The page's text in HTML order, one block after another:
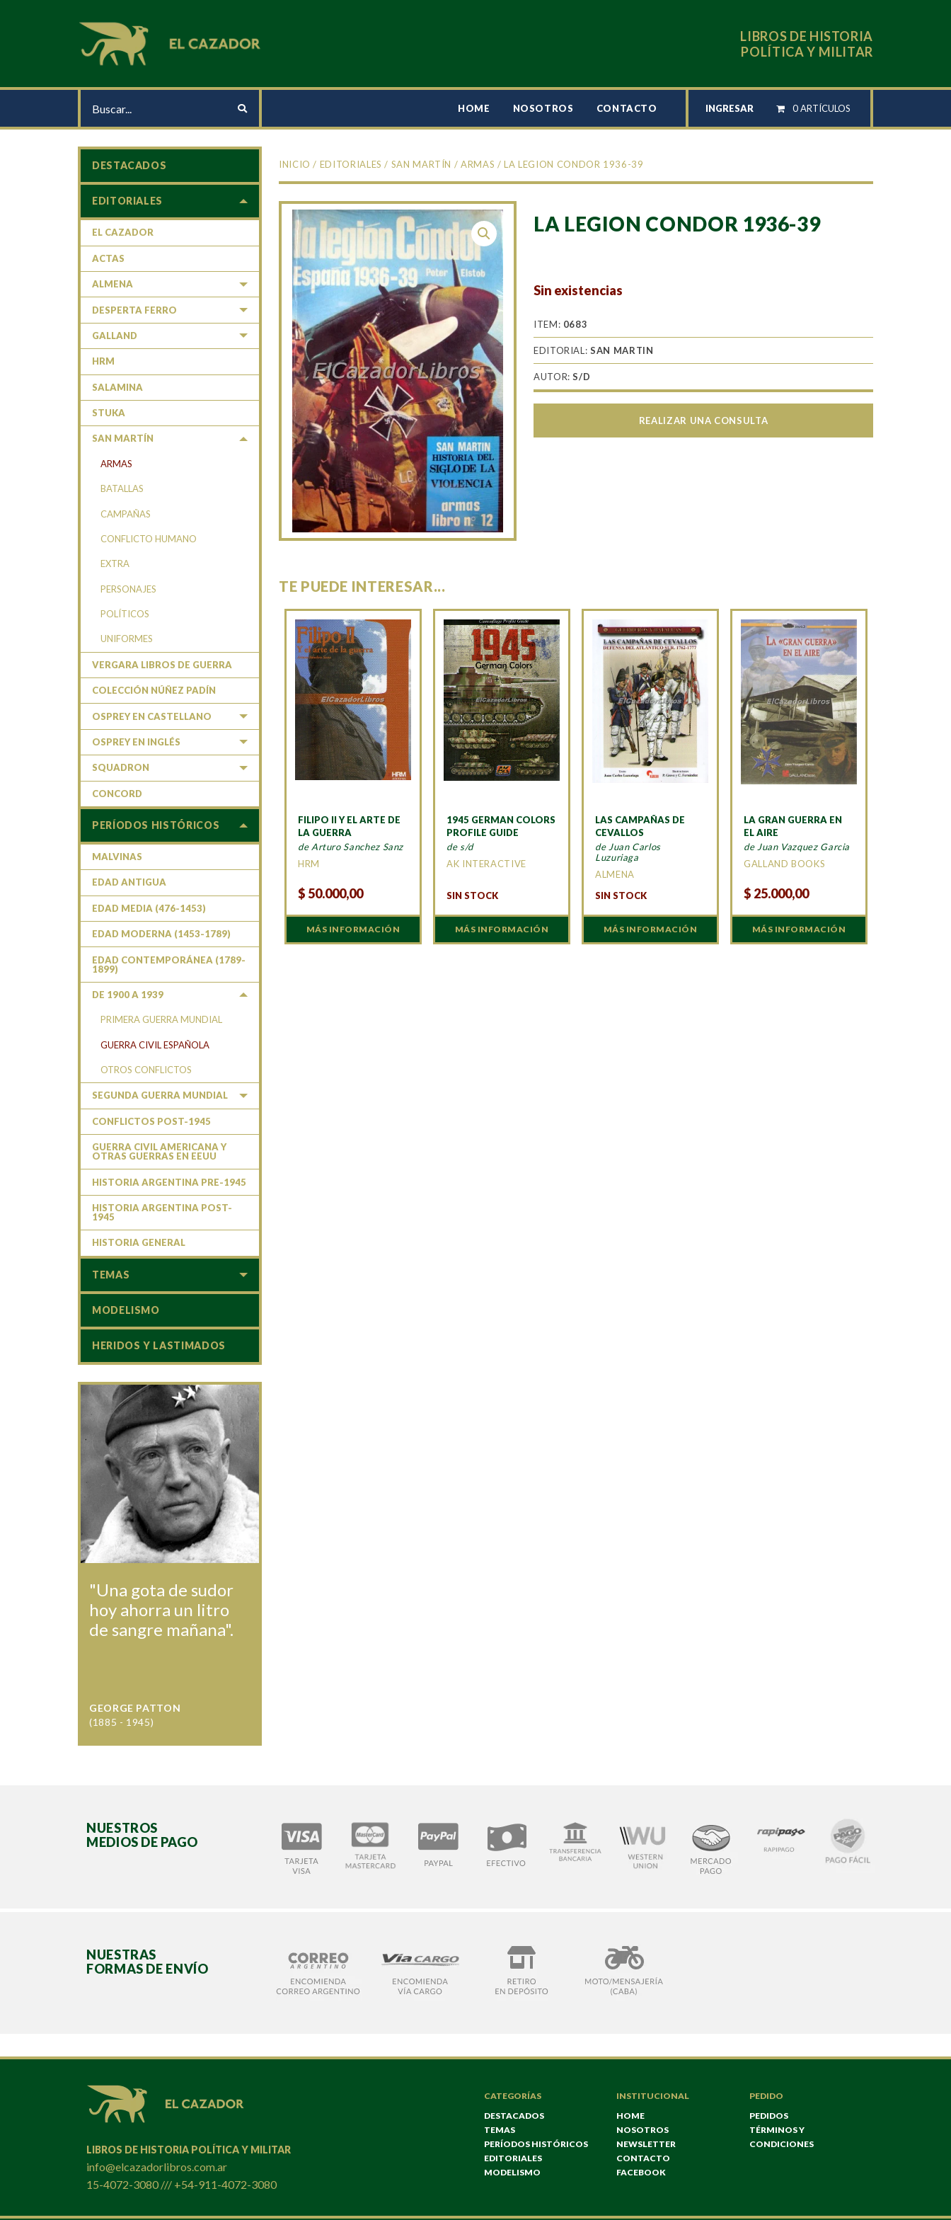
LIBROS DE HISTORIA
POLÍTICA Y MILITAR
HOME NOSOTROS CONTACTO INGRESAR 0 ARTÍCULOS
INICIO / EDITORIALES / SAN MARTÍN /ARMAS / LA LEGION CONDOR 1936-39
LA LEGION CONDOR 1936-39
Sin existencias
ITEM: 0683
EDITORIAL:SAN MARTIN
AUTOR:S/D
REALIZAR UNA CONSULTA
TE PUEDE INTERESAR...
FILIPO II Y EL ARTE DE
LA GUERRA
de Arturo Sanchez Sanz
HRM
$ 50.000,00
MÁS INFORMACIÓN
1945 GERMAN COLORS
PROFILE GUIDE
de s/d
AK INTERACTIVE
SIN STOCK
MÁS INFORMACIÓN
LAS CAMPAÑAS DE
CEVALLOS
de Juan Carlos
Luzuriaga
ALMENA
SIN STOCK
MÁS INFORMACIÓN
LA GRAN GUERRA EN
EL AIRE
de Juan Vazquez Garcia
GALLAND BOOKS
$ 25.000,00
MÁS INFORMACIÓN
DESTACADOS
EDITORIALES
EL CAZADOR
ACTAS
ALMENA
DESPERTA FERRO
GALLAND
HRM
SALAMINA
STUKA
SAN MARTÍN
ARMAS
BATALLAS
CAMPAÑAS
CONFLICTO HUMANO
EXTRA
PERSONAJES
POLÍTICOS
UNIFORMES
VERGARA LIBROS DE GUERRA
COLECCIÓN NÚÑEZ PADÍN
OSPREY EN CASTELLANO
OSPREY EN INGLÉS
SQUADRON
CONCORD
PERÍODOS HISTÓRICOS
MALVINAS
EDAD ANTIGUA
EDAD MEDIA (476-1453)
EDAD MODERNA (1453-1789)
EDAD CONTEMPORÁNEA (1789-
1899)
DE 1900 A 1939
PRIMERA GUERRA MUNDIAL
GUERRA CIVIL ESPAÑOLA
OTROS CONFLICTOS
SEGUNDA GUERRA MUNDIAL
CONFLICTOS POST-1945
GUERRA CIVIL AMERICANA Y
OTRAS GUERRAS EN EEUU
HISTORIA ARGENTINA PRE-1945
HISTORIA ARGENTINA POST-
1945
HISTORIA GENERAL
TEMAS
MODELISMO
HERIDOS Y LASTIMADOS
"Una gota de sudor
hoy ahorra un litro
de sangre mañana".
GEORGE PATTON
(1885 - 1945)
NUESTROS
MEDIOS DE PAGO
NUESTRAS
FORMAS DE ENVÍO
LIBROS DE HISTORIA POLÍTICA Y MILITAR
info@elcazadorlibros.com.ar
15-4072-3080 /// +54-911-4072-3080
CATEGORÍAS
DESTACADOS
TEMAS
PERÍODOS HISTÓRICOS
EDITORIALES
MODELISMO
INSTITUCIONAL
HOME
NOSOTROS
NEWSLETTER
CONTACTO
FACEBOOK
PEDIDO
PEDIDOS
TÉRMINOS Y
CONDICIONES